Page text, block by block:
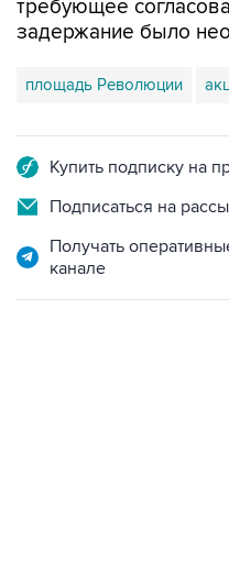
площадь Революции
Подписаться на
Получать